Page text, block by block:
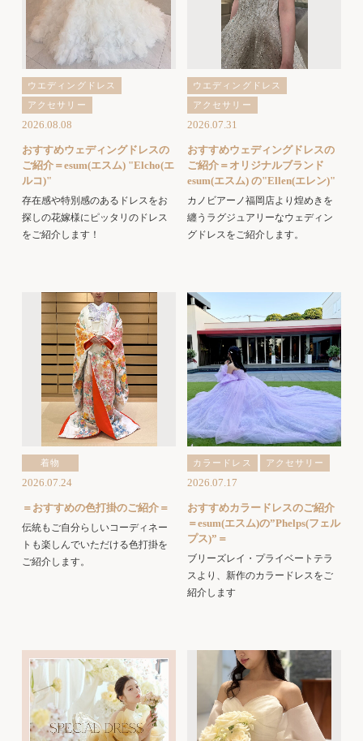
ウエディングドレス
アクセサリー
2026.08.08
おすすめウェディングドレスの
ご紹介＝esum(エスム) "Elcho(エ
ルコ)"
存在感や特別感のあるドレスをお
探しの花嫁様にピッタリのドレス
をご紹介します！
ウエディングドレス
アクセサリー
2026.07.31
おすすめウェディングドレスの
ご紹介＝オリジナルブランド
esum(エスム) の"Ellen(エレン)"
カノビアーノ福岡店より煌めきを
纏うラグジュアリーなウェディン
グドレスをご紹介します。
着物
2026.07.24
＝おすすめの色打掛のご紹介＝
伝統もご自分らしいコーディネー
トも楽しんでいただける色打掛を
ご紹介します。
カラードレス アクセサリー
2026.07.17
おすすめカラードレスのご紹介
＝esum(エスム)の”Phelps(フェル
プス)”＝
ブリーズレイ・プライベートテラ
スより、新作のカラードレスをご
紹介します